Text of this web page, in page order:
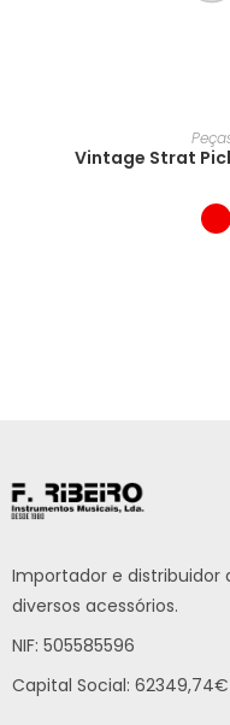
Vintage Strat
Importador e distribuidor
diversos acessórios.
NIF: 505585596
Capital Social: 62349,74€